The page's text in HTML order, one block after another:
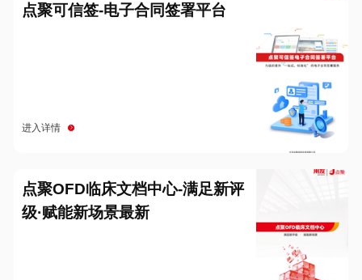
点聚可信签-电子合同签署平台
进入详情
点聚OFD临床文档中心-满足新评
级·赋能新场景最新